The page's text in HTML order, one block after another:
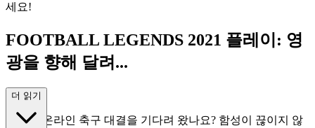
세요!
FOOTBALL LEGENDS 2021 플레이: 영
광을 향해 달려...
가세요!
궁극의 온라인 축구 대결을 기다려 왔나요? 함성이 끊이지 않
더 읽기